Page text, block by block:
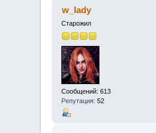
w_lady
Старожил
Сообщений: 613
Репутация: 52